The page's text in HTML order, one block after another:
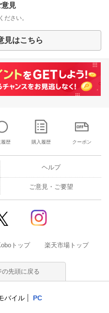
見
ださい。
見はこちら
履歴 購入履歴 クーポン
ヘルプ
ご意見・ご要望
トップ 楽天市場トップ
の先頭に戻る
バイル PC